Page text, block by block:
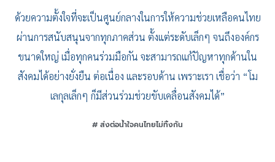
ด้วยความตั้งใจที่จะเป็นศูนย์กลางในการให้ความช่วยเหลือคนไทย
ผ่านการสนับสนุนจากทุกภาคส่วน ตั้งแต่ระดับเล็กๆ จนถึงองค์กร
ขนาดใหญ่ เมื่อทุกคนร่วมมือกัน จะสามารถแก้ปัญหาทุกด้านใน
สังคมได้อย่างยั่งยืน ต่อเนื่อง และรอบด้าน เพราะเรา เชื่อว่า “โม
เลกุลเล็กๆ ก็มีส่วนร่วมช่วยขับเคลื่อนสังคมได้”
# ส่งต่อน้ำใจคนไทยไม่ทิ้งกัน